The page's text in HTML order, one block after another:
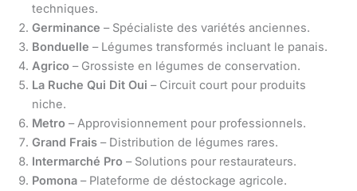
techniques.
Germinance – Spécialiste des variétés anciennes.
Bonduelle – Légumes transformés incluant le panais.
Agrico – Grossiste en légumes de conservation.
La Ruche Qui Dit Oui – Circuit court pour produits
niche.
Metro – Approvisionnement pour professionnels.
Grand Frais – Distribution de légumes rares.
Intermarché Pro – Solutions pour restaurateurs.
Pomona – Plateforme de déstockage agricole.